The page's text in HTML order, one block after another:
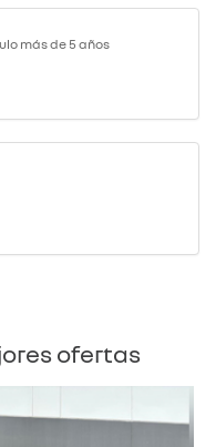
más de 5 años
ofertas